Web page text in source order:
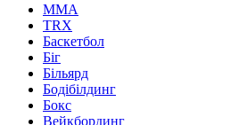
MMA
TRX
Баскетбол
Біг
Більярд
Бодібілдинг
Бокс
Вейкбординг